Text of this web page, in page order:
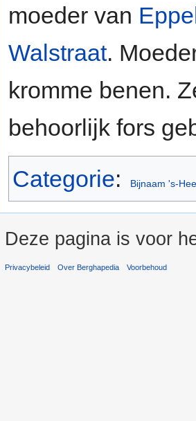
moeder van
Walstraat.
kromme benen.
behoorlijk fors
Categorie: Bijnaam 's-
Deze pagina is voor
Privacybeleid Over Berghapedia Voorbehoud